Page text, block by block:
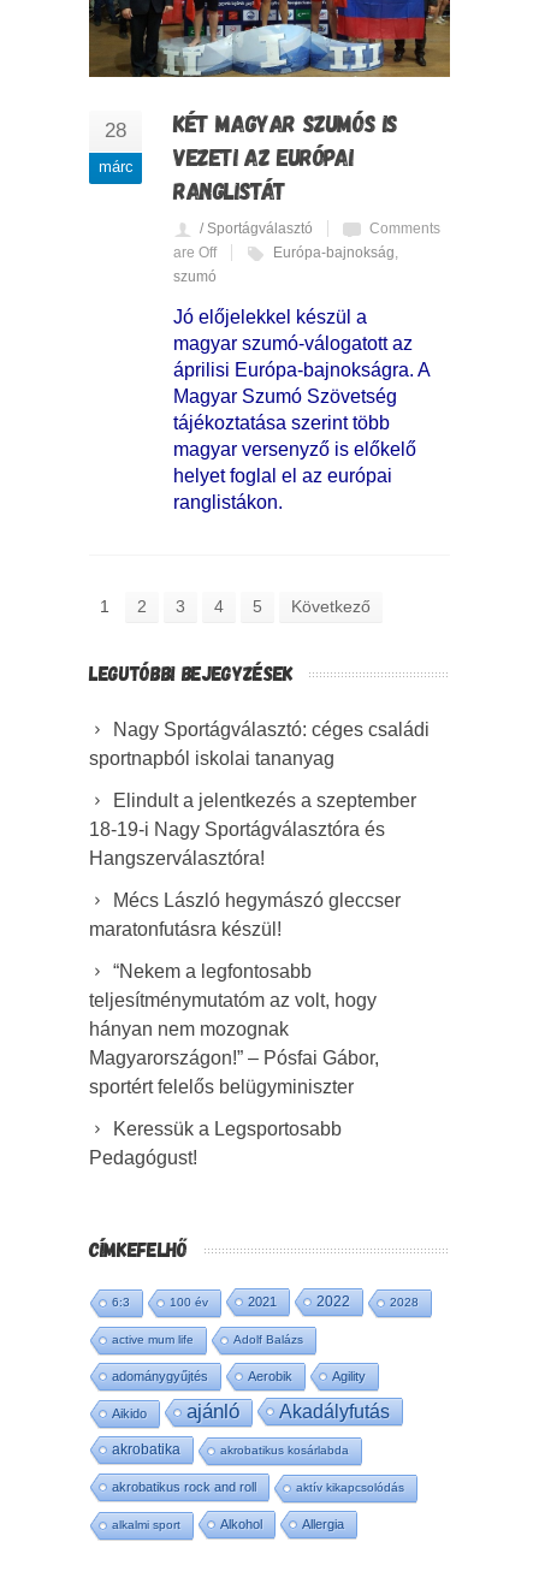
28
márc
KÉT MAGYAR SZUMÓS IS
VEZETI AZ EURÓPAI
RANGLISTÁT
/ Sportágválasztó
Comments
are Off
Európa-bajnokság,
szumó
Jó előjelekkel készül a
magyar szumó-válogatott az
áprilisi Európa-bajnokságra. A
Magyar Szumó Szövetség
tájékoztatása szerint több
magyar versenyző is előkelő
helyet foglal el az európai
ranglistákon.
1 2 3 4 5 Következő
LEGUTÓBBI BEJEGYZÉSEK
Nagy Sportágválasztó: céges családi
sportnapból iskolai tananyag
Elindult a jelentkezés a szeptember
18-19-i Nagy Sportágválasztóra és
Hangszerválasztóra!
Mécs László hegymászó gleccser
maratonfutásra készül!
“Nekem a legfontosabb
teljesítménymutatóm az volt, hogy
hányan nem mozognak
Magyarországon!” – Pósfai Gábor,
sportért felelős belügyminiszter
Keressük a Legsportosabb
Pedagógust!
CÍMKEFELHŐ
6:3 100 év 2021 2022 2028
active mum life Adolf Balázs
adománygyűjtés Aerobik Agility
Aikido ajánló Akadályfutás
akrobatika akrobatikus kosárlabda
akrobatikus rock and roll aktív kikapcsolódás
alkalmi sport Alkohol Allergia